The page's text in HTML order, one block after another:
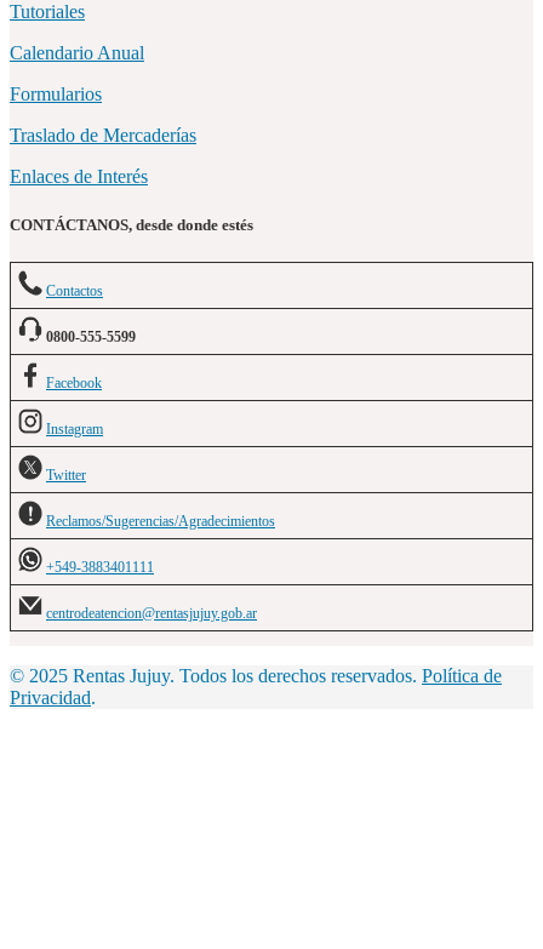
Tutoriales
Calendario Anual
Formularios
Traslado de Mercaderías
Enlaces de Interés
CONTÁCTANOS, desde donde estés
Contactos
0800-555-5599
Facebook
Instagram
Twitter
Reclamos/Sugerencias/Agradecimientos
+549-3883401111
centrodeatencion@rentasjujuy.gob.ar
© 2025 Rentas Jujuy. Todos los derechos reservados. Política de
Privacidad.